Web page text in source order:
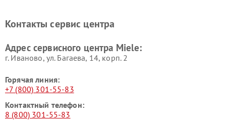
Miele
Miele
пылесосов Miele
Контакты сервис центра
Адрес сервисного центра Miele:
г. Иваново, ул. Багаева, 14, корп. 2
Горячая линия:
+7 (800) 301-55-83
Контактный телефон:
8 (800) 301-55-83